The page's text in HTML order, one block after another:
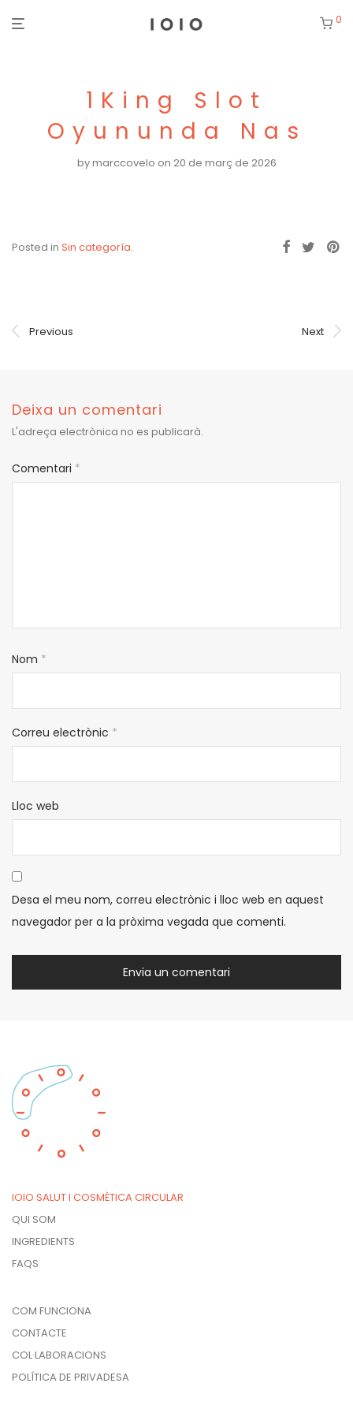
0
1King Slot
Oyununda Nas
bymarccovelo on 20 de març de 2026
Posted in Sin categoría.
Previous Next
Deixa un comentari
L'adreça electrònica no es publicarà.
Comentari *
Nom *
Correu electrònic *
Lloc web
Desa el meu nom, correu electrònic i lloc web en aquest
navegador per a la pròxima vegada que comenti.
IOIO SALUT I COSMÈTICA CIRCULAR
QUI SOM
INGREDIENTS
FAQS
COM FUNCIONA
CONTACTE
COL·LABORACIONS
POLÍTICA DE PRIVADESA